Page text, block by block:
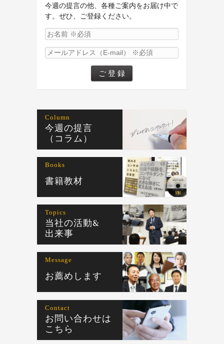
今週の提言の他、各種ご案内をお届け中で
す。ぜひ、ご登録ください。
Column
今週の提言
（コラム）
Books
書籍教材
Topics
当社の活動&
出来事
Message
お薦めします
Contact
お問い合わせは
こちら